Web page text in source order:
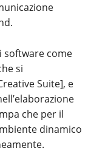
software come
si
Suite], e
che per il
dinamico